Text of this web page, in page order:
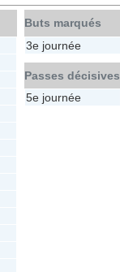
Buts marqués
3e journée
Passes décisives
5e journée